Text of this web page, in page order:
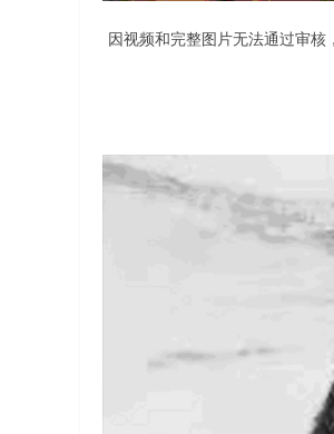
因视频和完整图片无法通过审